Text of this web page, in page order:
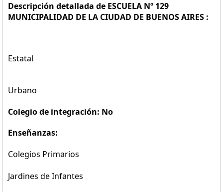
Descripción detallada de ESCUELA Nº 129
MUNICIPALIDAD DE LA CIUDAD DE BUENOS AIRES :
Estatal
Urbano
Colegio de integración: No
Enseñanzas:
Colegios Primarios
Jardines de Infantes